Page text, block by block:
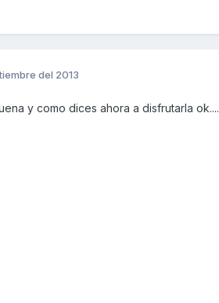
del 2013
y como dices ahora a disfrutarla ok....